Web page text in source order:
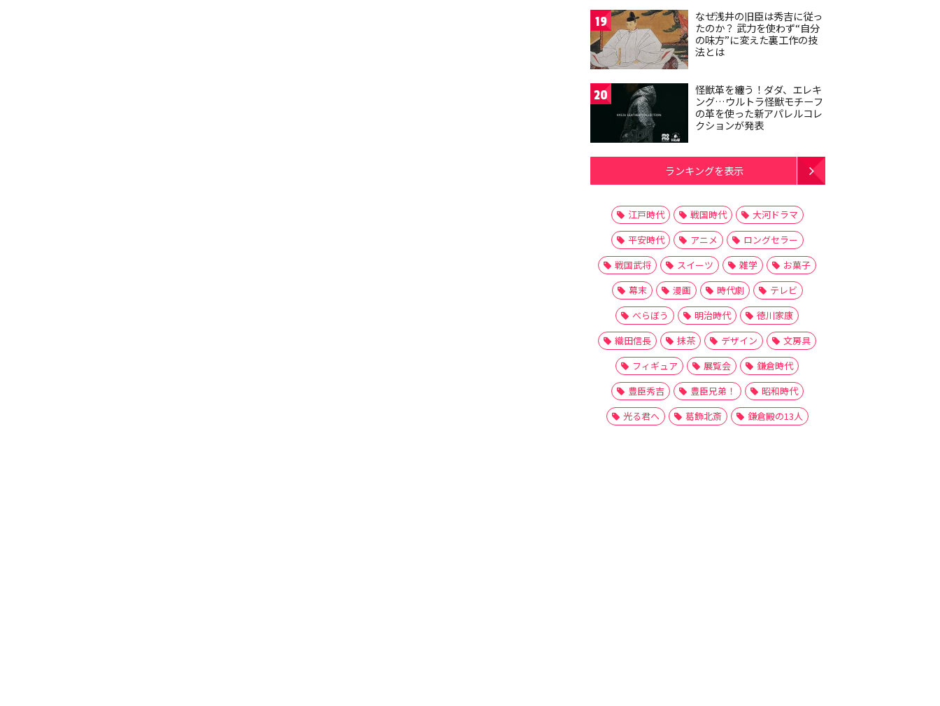
19
なぜ浅井の旧臣は秀吉に従っ
たのか？ 武力を使わず“自分
の味方”に変えた裏工作の技
法とは
20
怪獣革を纏う！ダダ、エレキ
ング…ウルトラ怪獣モチーフ
の革を使った新アパレルコレ
クションが発表
ランキングを表示
江戸時代 戦国時代
大河ドラマ
平安時代
アニメ
ロングセラー
戦国武将
スイーツ 雑学
お菓子
幕末
漫画 時代劇
テレビ
べらぼう
明治時代
徳川家康
織田信長
抹茶 デザイン
文房具
フィギュア
展覧会
鎌倉時代
豊臣秀吉
豊臣兄弟！
昭和時代
光る君へ
葛飾北斎 鎌倉殿の13人